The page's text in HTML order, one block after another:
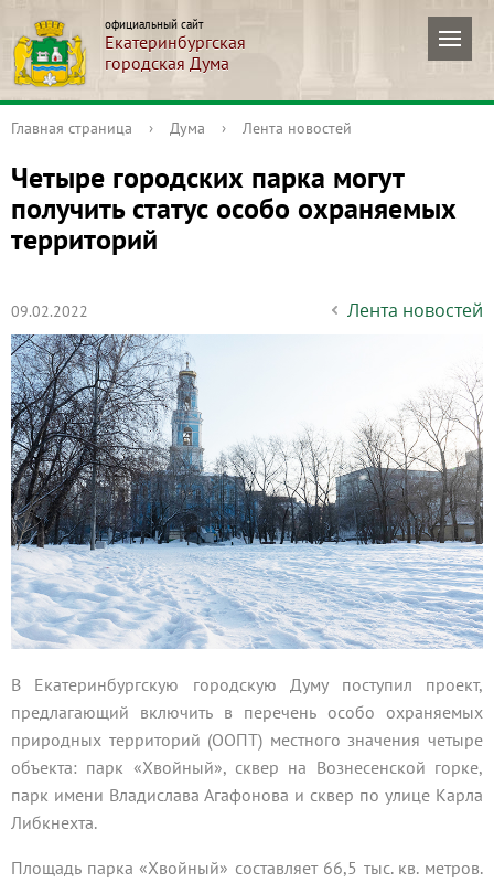
официальный сайт
Екатеринбургская
городская Дума
Главная страница › Дума › Лента новостей
Четыре городских парка могут
получить статус особо охраняемых
территорий
09.02.2022 Лента новостей
В Екатеринбургскую городскую Думу поступил проект,
предлагающий включить в перечень особо охраняемых
природных территорий (ООПТ) местного значения четыре
объекта: парк «Хвойный», сквер на Вознесенской горке,
парк имени Владислава Агафонова и сквер по улице Карла
Либкнехта.
Площадь парка «Хвойный» составляет 66,5 тыс. кв. метров.